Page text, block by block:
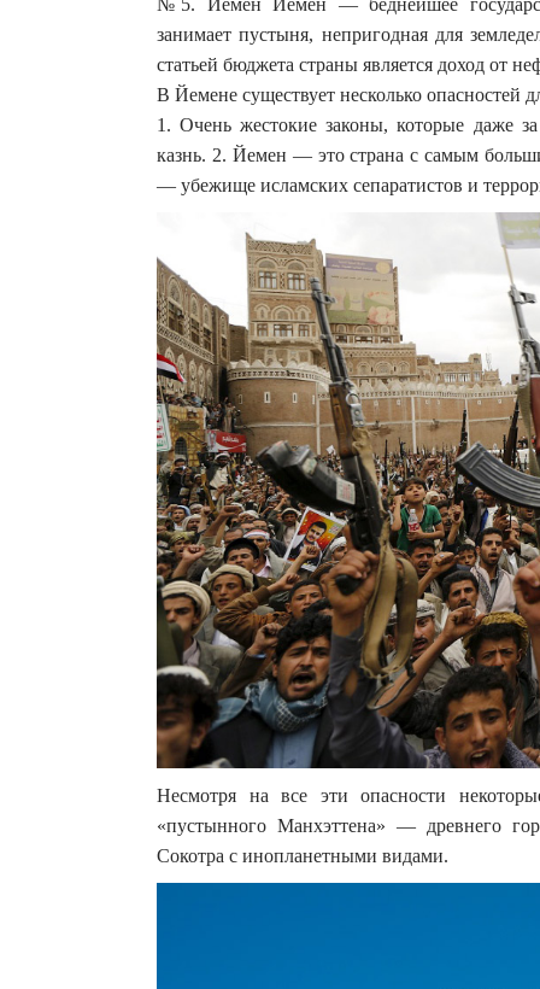
№5. Йемен Йемен — беднейшее
занимает пустыня, непригодная для
статьей бюджета страны является доход от
В Йемене существует несколько опасностей
1. Очень жестокие законы, которые даже
казнь. 2. Йемен — это страна с самым
— убежище исламских сепаратистов и
Несмотря на все эти опасности
«пустынного Манхэттена» — древнего
Сокотра с инопланетными видами.